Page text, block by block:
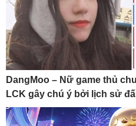
DangMoo – Nữ game thủ
LCK gây chú ý bởi lịch sử